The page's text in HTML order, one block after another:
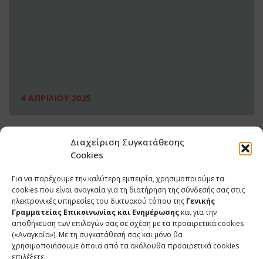
Διαχείριση Συγκατάθεσης
Cookies
Για να παρέχουμε την καλύτερη εμπειρία, χρησιμοποιούμε τα
cookies που είναι αναγκαία για τη διατήρηση της σύνδεσής σας στις
ηλεκτρονικές υπηρεσίες του δικτυακού τόπου της Γενικής
Γραμματείας Επικοινωνίας και Ενημέρωσης και για την
αποθήκευση των επιλογών σας σε σχέση με τα προαιρετικά cookies
(«Αναγκαία»). Με τη συγκατάθεσή σας και μόνο θα
χρησιμοποιήσουμε όποια από τα ακόλουθα προαιρετικά cookies
επιλέξετε.
4 ΑΠΡΙΛΙΟΥ 2025
ΕΠΙΚΟΙΝΩΝΙΑ